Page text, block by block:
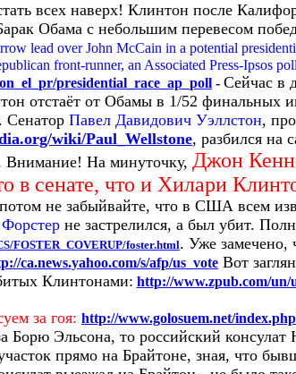
всех наверх! Клинтон после
Обама с небольшим перевесом
lead over John McCain in a potential
front-runner, an Associated Press-Ipsos
presidential_race_ap_poll - Сейчас в
отстаёт от Обамы в 1/52 финальных
Сенатор Павел Давидович Уэллстон,
wiki/Paul_Wellstone, разбился на
Внимание! На минуточку, Джон
в сенате, что и Хилари
не забыйвайте, что в США всем
не застрелился, а был убит.
FOSTER_COVERUP/foster.html. Уже замечено,
ca.news.yahoo.com/s/afp/us_vote Вот
Клинтонами: http://www.zpub.com/un/
за гоя: http://www.golosuem.net/
Борю Эльсона, то российский
прямо на Брайтоне, зная, что